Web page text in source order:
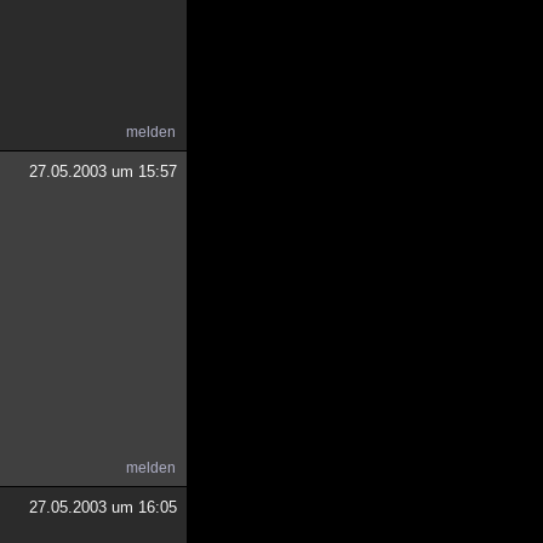
melden
27.05.2003 um 15:57
melden
27.05.2003 um 16:05